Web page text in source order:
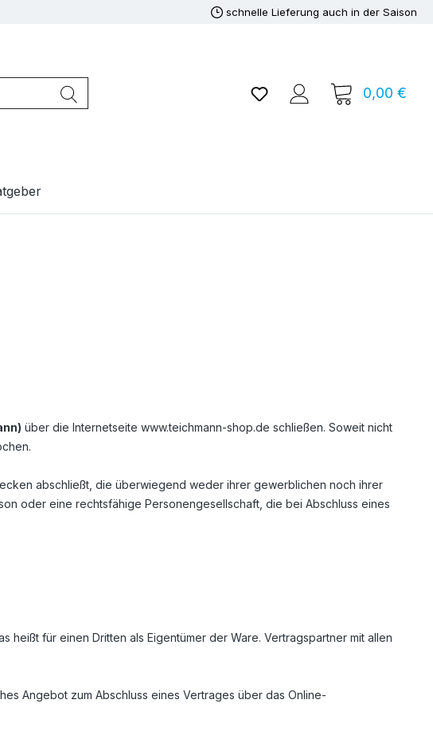
schnelle Lieferung auch in der Saison
Du hast 0 Produkte auf
0,00 €
) über die Internetseite www.teichmann-shop.de schließen. Soweit nicht
abschließt, die überwiegend weder ihrer gewerblichen noch ihrer
oder eine rechtsfähige Personengesellschaft, die bei Abschluss eines
für einen Dritten als Eigentümer der Ware. Vertragspartner mit allen
Angebot zum Abschluss eines Vertrages über das Online-